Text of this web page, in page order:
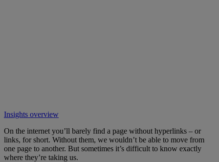
Insights overview
On the internet you’ll barely find a page without hyperlinks – or
links, for short. Without them, we wouldn’t be able to move from
one page to another. But sometimes it’s difficult to know exactly
where they’re taking us.